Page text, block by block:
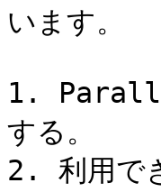
います。
1.
する。
2. 利用で